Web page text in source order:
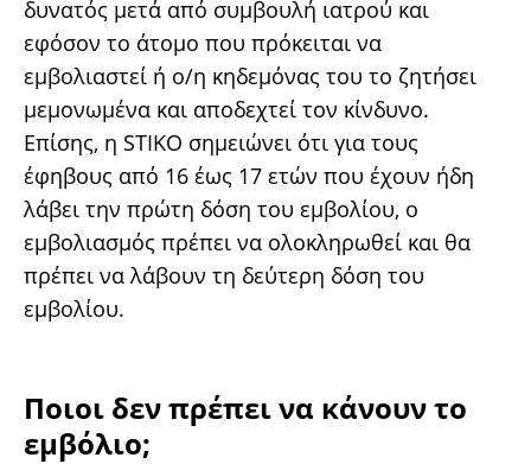
δυνατός μετά από συμβουλή ιατρού και
εφόσον το άτομο που πρόκειται να
εμβολιαστεί ή ο/η κηδεμόνας του το ζητήσει
μεμονωμένα και αποδεχτεί τον κίνδυνο.
Επίσης, η STIKO σημειώνει ότι για τους
έφηβους από 16 έως 17 ετών που έχουν ήδη
λάβει την πρώτη δόση του εμβολίου, ο
εμβολιασμός πρέπει να ολοκληρωθεί και θα
πρέπει να λάβουν τη δεύτερη δόση του
εμβολίου.
Ποιοι δεν πρέπει να κάνουν το
εμβόλιο;